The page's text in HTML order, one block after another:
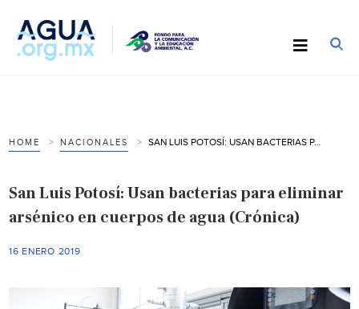
HOME NACIONALES SAN LUIS POTOSÍ: USAN BACTERIAS PARA ELIMINAR ARSÉNICO EN CUERPOS DE AGUA (CRÓNICA)
San Luis Potosí: Usan bacterias para eliminar
arsénico en cuerpos de agua (Crónica)
16 ENERO 2019